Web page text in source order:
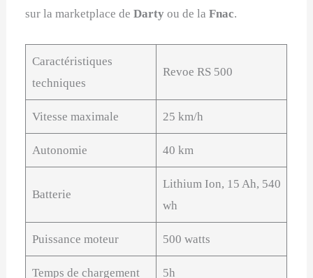
sur la marketplace deDarty ou de laFnac.
Caractéristiques
techniques
Revoe RS 500
Vitesse maximale 25 km/h
Autonomie 40 km
Batterie
Lithium Ion, 15 Ah, 540
wh
Puissance moteur 500 watts
Temps de chargement 5h